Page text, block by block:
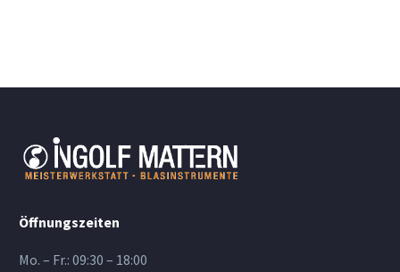
Öffnungszeiten
Mo. – Fr.: 09:30 – 18:00